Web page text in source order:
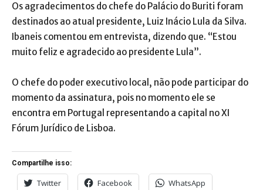
Os agradecimentos do chefe do Palácio do Buriti foram
destinados ao atual presidente, Luiz Inácio Lula da Silva.
Ibaneis comentou em entrevista, dizendo que. “Estou
muito feliz e agradecido ao presidente Lula”.
O chefe do poder executivo local, não pode participar do
momento da assinatura, pois no momento ele se
encontra em Portugal representando a capital no XI
Fórum Jurídico de Lisboa.
Compartilhe isso:
Twitter Facebook WhatsApp